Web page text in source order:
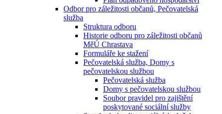
Odbor pro záležitosti občanů, Pečovatelská
služba
Struktura odboru
Historie odboru pro záležitosti občanů
MěÚ Chrastava
Formuláře ke stažení
Pečovatelská služba, Domy s
pečovatelskou službou
Pečovatelská služba
Domy s pečovatelskou službou
Soubor pravidel pro zajištění
poskytované sociální služby